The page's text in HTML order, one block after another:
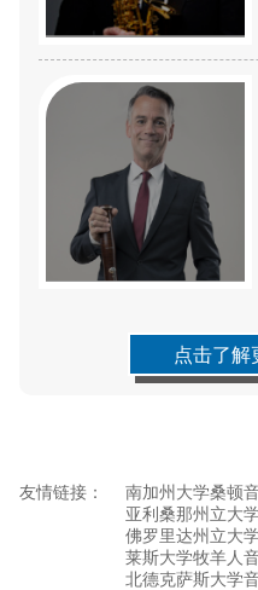
点击了解
友情链接：
南加州大学桑顿
亚利桑那州立大
佛罗里达州立大
莱斯大学牧羊人
北德克萨斯大学